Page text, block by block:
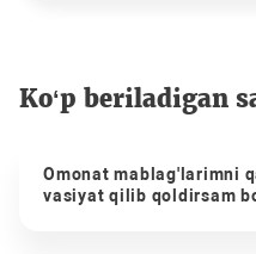
Ko‘p beriladigan
Omonat mablag'larimni
vasiyat qilib qoldirsam